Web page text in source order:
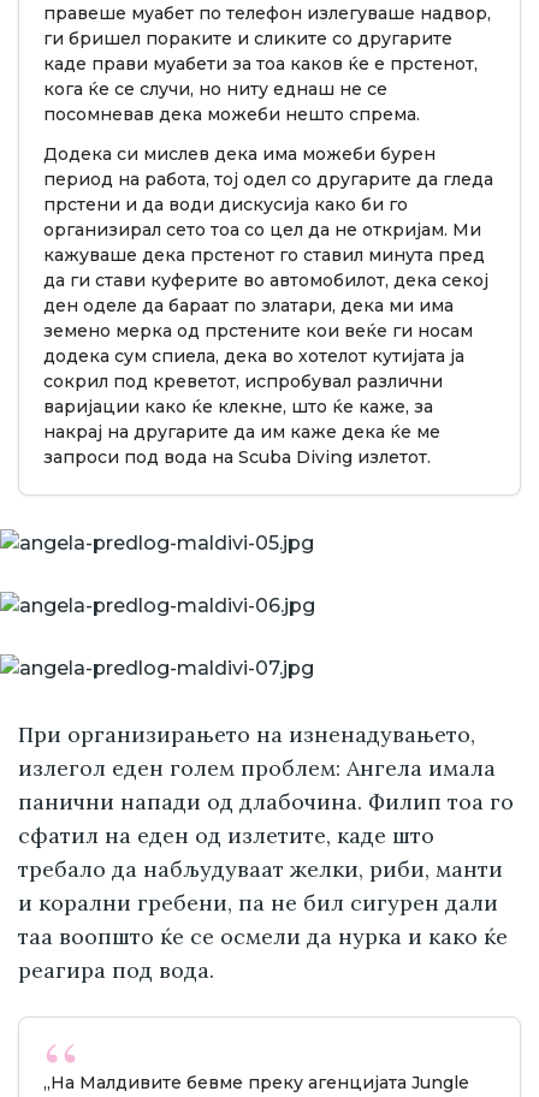
правеше муабет по телефон излегуваше надвор,
ги бришел пораките и сликите со другарите
каде прави муабети за тоа каков ќе е прстенот,
кога ќе се случи, но ниту еднаш не се
посомневав дека можеби нешто спрема.
Додека си мислев дека има можеби бурен
период на работа, тој одел со другарите да гледа
прстени и да води дискусија како би го
организирал сето тоа со цел да не откријам. Ми
кажуваше дека прстенот го ставил минута пред
да ги стави куферите во автомобилот, дека секој
ден оделе да бараат по златари, дека ми има
земено мерка од прстените кои веќе ги носам
додека сум спиела, дека во хотелот кутијата ја
сокрил под креветот, испробувал различни
варијации како ќе клекне, што ќе каже, за
накрај на другарите да им каже дека ќе ме
запроси под вода на Scuba Diving излетот.
При организирањето на изненадувањето,
излегол еден голем проблем: Ангела имала
панични напади од длабочина. Филип тоа го
сфатил на еден од излетите, каде што
требало да набљудуваат желки, риби, манти
и корални гребени, па не бил сигурен дали
таа воопшто ќе се осмели да нурка и како ќе
реагира под вода.
„На Малдивите бевме преку агенцијата Jungle